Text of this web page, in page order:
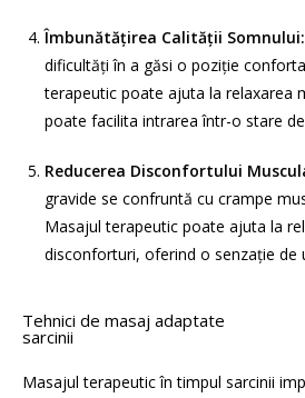
Îmbunătățirea Calității Somnului:
dificultăți în a găsi o poziție
terapeutic poate ajuta la relaxarea
poate facilita intrarea într-o stare
Reducerea Disconfortului
gravide se confruntă cu crampe
Masajul terapeutic poate ajuta la
disconforturi, oferind o senzație de
Tehnici de masaj adaptate
sarcinii
Masajul terapeutic în timpul sarcinii